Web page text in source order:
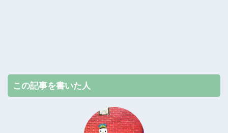
この記事を書いた人